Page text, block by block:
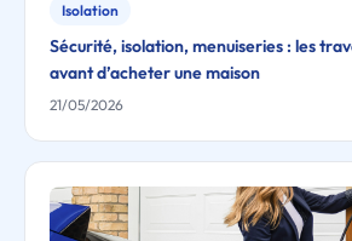
Isolation
Sécurité, isolation, menuiseries : les
avant d’acheter une maison
21/05/2026